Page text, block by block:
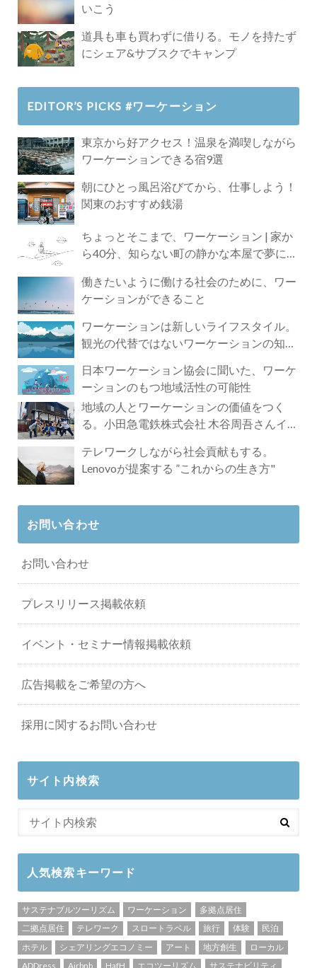
いこう
道具も車も買わずに借りる。モノを持たず
にシェア&サブスクでキャンプ
EDITOR’S PICKS #ワーケーション
東京から好アクセス！温泉を満喫しながら
ワーケーションできる宿9選
朝にひとっ風呂浴びてから、仕事しよう！
関東のおすすめ銭湯
ちょっとそこまで、ワーケーション | 家か
ら40分、知らない町の静かな本屋で夢に近
働きたいように働ける社会のために、ワー
ケーションができること
ワーケーションは新しいライフスタイル。
観光の代替ではないワーケーションの知ら
日本ワーケーション協会に聞いた、ワーケ
ーションのもつ地域活性の可能性
地域の人とワーケーションの価値をつく
る。小田急電鉄株式会社 木谷周吾さんイン
テレワークしながら社会貢献もする。
Lenovoが提案する ”これからの生き方"
お問い合わせ
お問い合わせ
プレスリリース掲載依頼
イベント・セミナー情報掲載依頼
広告掲載をご希望の方へ
採用に関するお問い合わせ
サイト内検索
人気検索キーワード
サステナブルツーリズム ワーケーション
多拠点居住
二拠点居住
テレワーク スロートラベル 旅行 体験
民泊
ホテル
シェアリングエコノミー アート 地方創生
ローカル
ADDress
Airbnb HafH エコツーリズム サステナビリティ